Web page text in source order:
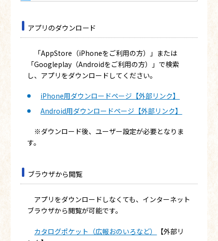
アプリのダウンロード
「AppStore（iPhoneをご利用の方）」または
「Googleplay（Androidをご利用の方）」で検索
し、アプリをダウンロードしてください。
iPhone用ダウンロードページ【外部リンク】
Android用ダウンロードページ【外部リンク】
※ダウンロード後、ユーザー設定が必要となりま
す。
ブラウザから閲覧
アプリをダウンロードしなくても、インターネット
ブラウザから閲覧が可能です。
カタログポケット（広報おのいろなど）
【外部リ